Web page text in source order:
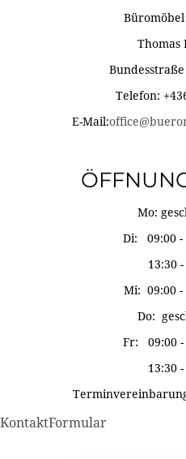
Thomas
Telefon:
E-Mail:
Mo:
Di: 09:00 -
13:30 -
Mi: 09:00 -
Do:
Fr: 09:00 -
13:30 -
KontaktFormular